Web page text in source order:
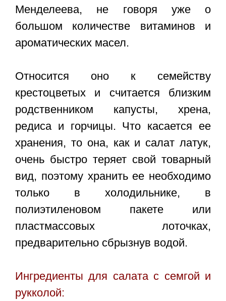
Менделеева, не говоря уже о
большом количестве витаминов и
ароматических масел.
Относится оно к семейству
крестоцветых и считается близким
родственником капусты, хрена,
редиса и горчицы. Что касается ее
хранения, то она, как и салат латук,
очень быстро теряет свой товарный
вид, поэтому хранить ее необходимо
только в холодильнике, в
полиэтиленовом пакете или
пластмассовых лоточках,
предварительно сбрызнув водой.
Ингредиенты для салата с семгой и
рукколой: